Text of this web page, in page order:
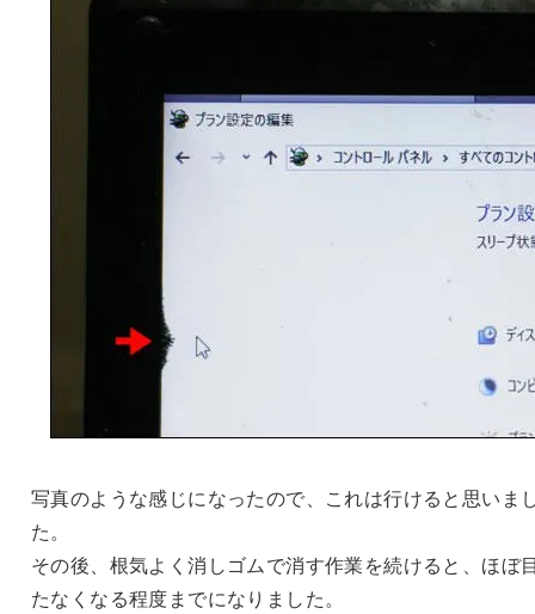
写真のような感じになったので、これは行けると思いま
た。
その後、根気よく消しゴムで消す作業を続けると、ほぼ
たなくなる程度までになりました。